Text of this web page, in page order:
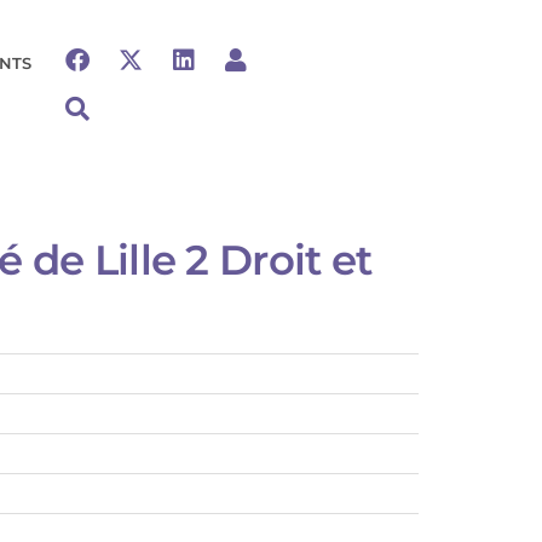
de Lille 2 Droit et